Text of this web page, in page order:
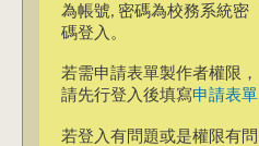
為帳號, 密碼為校務系統密
碼登入。
若需申請表單製作者權限，
請先行登入後填寫申請表單
若登入有問題或是權限有問